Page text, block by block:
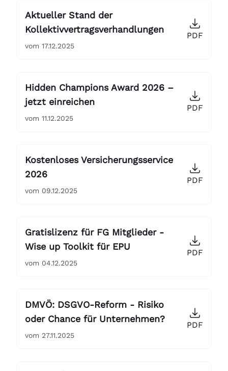
Aktueller Stand der
Kollektivvertragsverhandlungen
vom 17.12.2025
PDF
Hidden Champions Award 2026 –
jetzt einreichen
vom 11.12.2025
PDF
Kostenloses Versicherungsservice
2026
vom 09.12.2025
PDF
Gratislizenz für FG Mitglieder -
Wise up Toolkit für EPU
vom 04.12.2025
PDF
DMVÖ: DSGVO-Reform - Risiko
oder Chance für Unternehmen?
vom 27.11.2025
PDF